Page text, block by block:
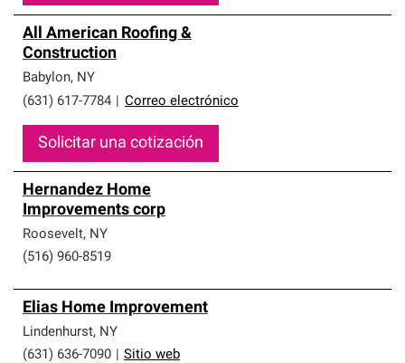
All American Roofing &
Construction
Babylon, NY
(631) 617-7784
Correo electrónico
Solicitar una cotización
Hernandez Home
Improvements corp
Roosevelt, NY
(516) 960-8519
Elias Home Improvement
Lindenhurst, NY
(631) 636-7090
Sitio web